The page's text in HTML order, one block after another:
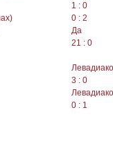
1 : 0
0 : 2
Да
21 : 0
3 : 0
0 : 1